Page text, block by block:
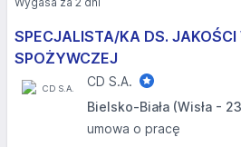
SPECJALISTA/KA DS. JAKOŚCI
SPOŻYWCZEJ
CD S.A.
Bielsko-Biała (Wisła -
umowa o pracę